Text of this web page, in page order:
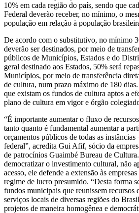
10% em cada região do país, sendo que
Federal deverão receber, no mínimo, o
população em relação à população
De acordo com o substitutivo, no mínimo
deverão ser destinados, por meio de
públicos de Municípios, Estados e do
geral destinado aos Estados, 50% será
Municípios, por meio de transferência
de cultura, num prazo máximo de 180 dias.
que existam os fundos de cultura aptos a
plano de cultura em vigor e órgão
“É importante aumentar o fluxo de
tanto quanto é fundamental aumentar a
orçamentos públicos de todas as
federal”, acredita Gui Afif, sócio da
de patrocínios Guaimbé Bureau de
democratizar o investimento cultural, não
acesso, ele defende a extensão às
regime de lucro presumido. “Desta forma
fundos municipais que reunissem recursos
serviços locais de diversas regiões do
projetos de maneira homogênea e